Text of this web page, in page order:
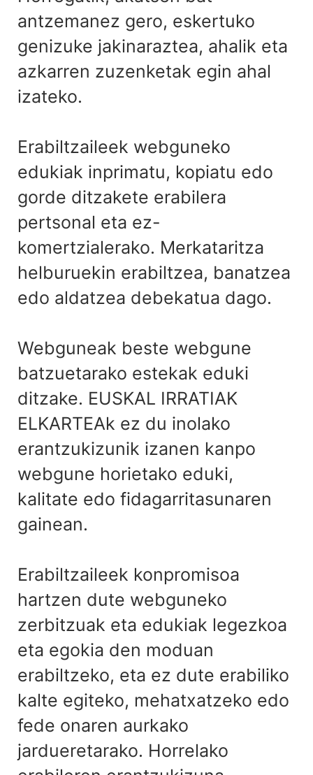
antzemanez gero, eskertuko
genizuke jakinaraztea, ahalik eta
azkarren zuzenketak egin ahal
izateko.
Erabiltzaileek webguneko
edukiak inprimatu, kopiatu edo
gorde ditzakete erabilera
pertsonal eta ez-
komertzialerako. Merkataritza
helburuekin erabiltzea, banatzea
edo aldatzea debekatua dago.
Webguneak beste webgune
batzuetarako estekak eduki
ditzake. EUSKAL IRRATIAK
ELKARTEAk ez du inolako
erantzukizunik izanen kanpo
webgune horietako eduki,
kalitate edo fidagarritasunaren
gainean.
Erabiltzaileek konpromisoa
hartzen dute webguneko
zerbitzuak eta edukiak legezkoa
eta egokia den moduan
erabiltzeko, eta ez dute erabiliko
kalte egiteko, mehatxatzeko edo
fede onaren aurkako
jardueretarako. Horrelako